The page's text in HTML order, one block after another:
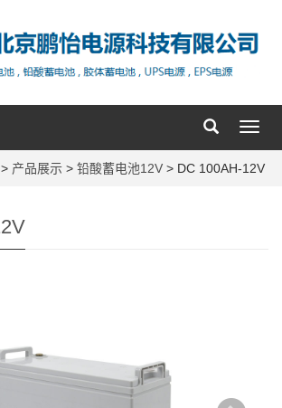
导
菜
> 产品展示 > 铅酸蓄电池12V > DC 100AH-12V